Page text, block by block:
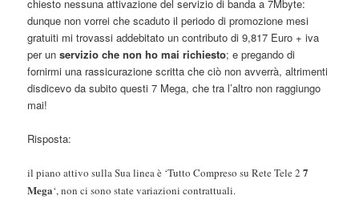
chiesto nessuna attivazione del servizio di banda a 7Mbyte:
dunque non vorrei che scaduto il periodo di promozione mesi
gratuiti mi trovassi addebitato un contributo di 9,817 Euro + iva
per unservizio che non ho mai richiesto; e pregando di
fornirmi una rassicurazione scritta che ciò non avverrà, altrimenti
disdicevo da subito questi 7 Mega, che tra l’altro non raggiungo
mai!
Risposta:
il piano attivo sulla Sua linea è ‘Tutto Compreso su Rete Tele 27
Mega‘, non ci sono state variazioni contrattuali.